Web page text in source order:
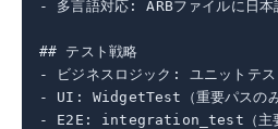
- 多言語対応: ARBファイルに日本
## テスト戦略
- ビジネスロジック: ユニットテス
- UI: WidgetTest（重要パスのみ
- E2E: integration_test（主要